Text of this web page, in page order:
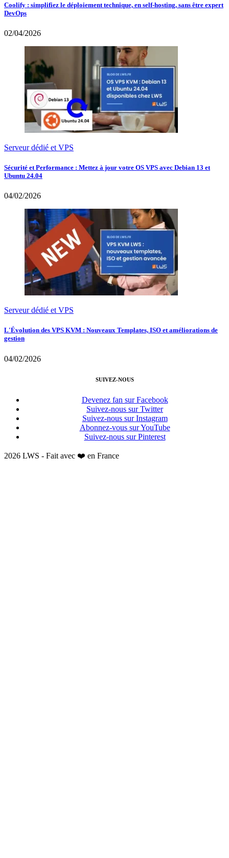
Coolify : simplifiez le déploiement technique, en self-hosting, sans être expert
DevOps
02/04/2026
Serveur dédié et VPS
Sécurité et Performance : Mettez à jour votre OS VPS avec Debian 13 et
Ubuntu 24.04
04/02/2026
Serveur dédié et VPS
L'Évolution des VPS KVM : Nouveaux Templates, ISO et améliorations de
gestion
04/02/2026
SUIVEZ-NOUS
Devenez fan sur Facebook
Suivez-nous sur Twitter
Suivez-nous sur Instagram
Abonnez-vous sur YouTube
Suivez-nous sur Pinterest
2026 LWS - Fait avec ❤️ en France